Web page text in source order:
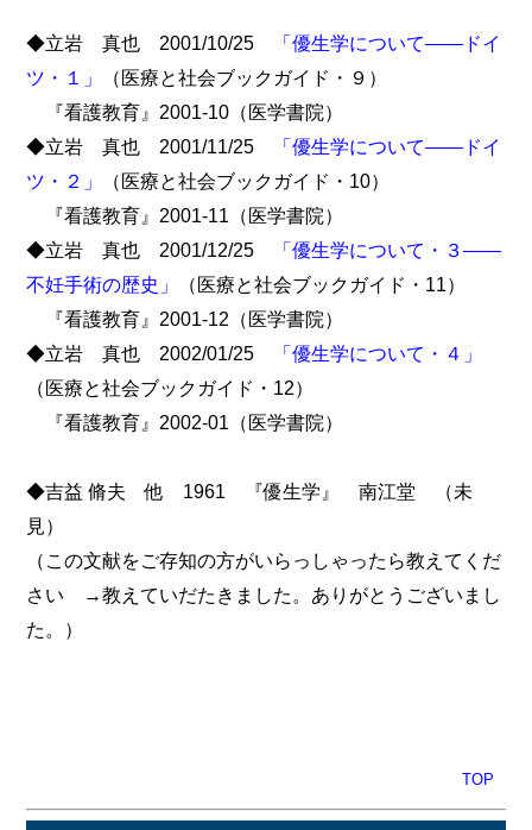
◆立岩 真也 2001/10/25
「優生学について――ドイ
ツ・１」
（医療と社会ブックガイド・９）
『看護教育』2001-10（医学書院）
◆立岩 真也 2001/11/25
「優生学について――ドイ
ツ・２」
（医療と社会ブックガイド・10）
『看護教育』2001-11（医学書院）
◆立岩 真也 2001/12/25
「優生学について・３――
不妊手術の歴史」
（医療と社会ブックガイド・11）
『看護教育』2001-12（医学書院）
◆立岩 真也 2002/01/25
「優生学について・４」
（医療と社会ブックガイド・12）
『看護教育』2002-01（医学書院）
◆吉益 脩夫 他 1961 『優生学』 南江堂 （未
見）
（この文献をご存知の方がいらっしゃったら教えてくだ
さい →教えていだたきました。ありがとうございまし
た。）
TOP